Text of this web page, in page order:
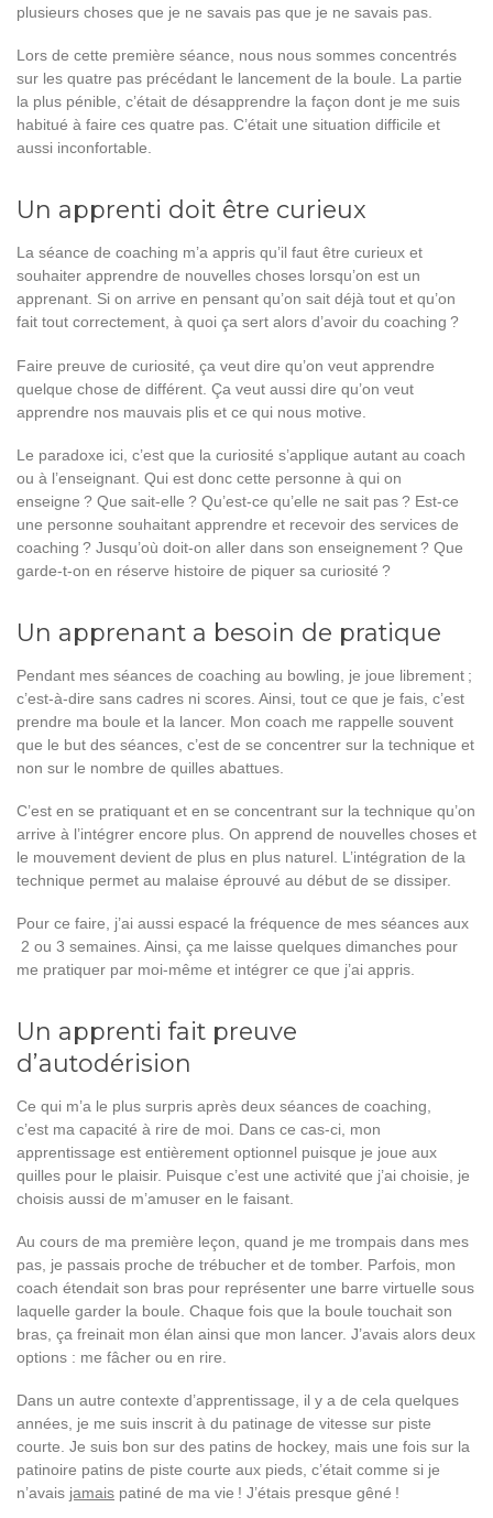
plusieurs choses que je ne savais pas que je ne savais pas.
Lors de cette première séance, nous nous sommes concentrés
sur les quatre pas précédant le lancement de la boule. La partie
la plus pénible, c’était de désapprendre la façon dont je me suis
habitué à faire ces quatre pas. C’était une situation difficile et
aussi inconfortable.
Un apprenti doit être curieux
La séance de coaching m’a appris qu’il faut être curieux et
souhaiter apprendre de nouvelles choses lorsqu’on est un
apprenant. Si on arrive en pensant qu’on sait déjà tout et qu’on
fait tout correctement, à quoi ça sert alors d’avoir du coaching ?
Faire preuve de curiosité, ça veut dire qu’on veut apprendre
quelque chose de différent. Ça veut aussi dire qu’on veut
apprendre nos mauvais plis et ce qui nous motive.
Le paradoxe ici, c’est que la curiosité s’applique autant au coach
ou à l’enseignant. Qui est donc cette personne à qui on
enseigne ? Que sait-elle ? Qu’est-ce qu’elle ne sait pas ? Est-ce
une personne souhaitant apprendre et recevoir des services de
coaching ? Jusqu’où doit-on aller dans son enseignement ? Que
garde-t-on en réserve histoire de piquer sa curiosité ?
Un apprenant a besoin de pratique
Pendant mes séances de coaching au bowling, je joue librement ;
c’est-à-dire sans cadres ni scores. Ainsi, tout ce que je fais, c’est
prendre ma boule et la lancer. Mon coach me rappelle souvent
que le but des séances, c’est de se concentrer sur la technique et
non sur le nombre de quilles abattues.
C’est en se pratiquant et en se concentrant sur la technique qu’on
arrive à l’intégrer encore plus. On apprend de nouvelles choses et
le mouvement devient de plus en plus naturel. L’intégration de la
technique permet au malaise éprouvé au début de se dissiper.
Pour ce faire, j’ai aussi espacé la fréquence de mes séances aux
2 ou 3 semaines. Ainsi, ça me laisse quelques dimanches pour
me pratiquer par moi-même et intégrer ce que j’ai appris.
Un apprenti fait preuve
d’autodérision
Ce qui m’a le plus surpris après deux séances de coaching,
c’est ma capacité à rire de moi. Dans ce cas-ci, mon
apprentissage est entièrement optionnel puisque je joue aux
quilles pour le plaisir. Puisque c’est une activité que j’ai choisie, je
choisis aussi de m’amuser en le faisant.
Au cours de ma première leçon, quand je me trompais dans mes
pas, je passais proche de trébucher et de tomber. Parfois, mon
coach étendait son bras pour représenter une barre virtuelle sous
laquelle garder la boule. Chaque fois que la boule touchait son
bras, ça freinait mon élan ainsi que mon lancer. J’avais alors deux
options : me fâcher ou en rire.
Dans un autre contexte d’apprentissage, il y a de cela quelques
années, je me suis inscrit à du patinage de vitesse sur piste
courte. Je suis bon sur des patins de hockey, mais une fois sur la
patinoire patins de piste courte aux pieds, c’était comme si je
n’avais jamais patiné de ma vie ! J’étais presque gêné !